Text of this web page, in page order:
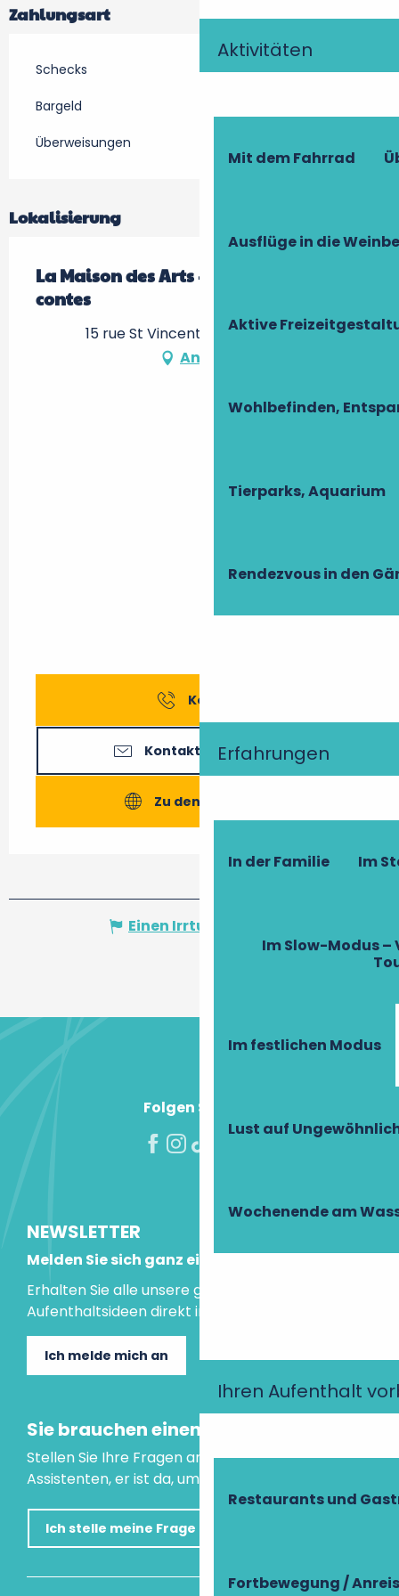
Aktivitäten
Mit dem Fahrrad
Ausflüge in die
Aktive
Wohlbefinden,
Tierparks, Aquarium
Rendezvous in den
Erfahrungen
In der Familie Im
Im Slow-Modus
Im festlichen Modus
Lust auf
Wochenende am
Ihren Aufenthalt
Restaurants und
Fortbewegung /
Zahlungsart
Schecks
Bargeld
Überweisungen
Lokalisierung
La Maison des Arts - La maison des
contes
15 rue St Vincent, 37150 Francueil
Anfahrt
Kontakt
Kontaktieren Sie uns
Zu den Webseiten
Einen Irrtum angeben
Folgen Sie uns!
NEWSLETTER
Melden Sie sich ganz einfach an!
Erhalten Sie alle unsere guten Tipps und
Aufenthaltsideen direkt in Ihre Mailbox.
Ich melde mich an
Sie brauchen einen Rat?
Stellen Sie Ihre Fragen an unseren virtuellen
Assistenten, er ist da, um Ihnen zu helfen.
Ich stelle meine Frage